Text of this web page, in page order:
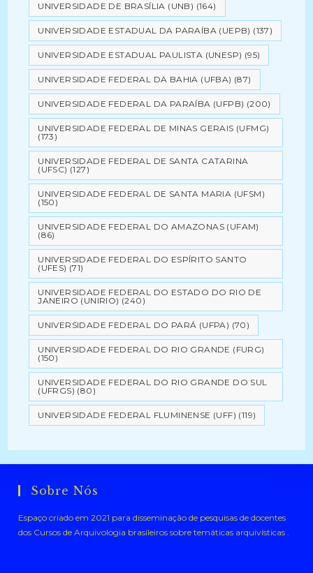
UNIVERSIDADE DE BRASÍLIA (UNB) (164)
UNIVERSIDADE ESTADUAL DA PARAÍBA (UEPB) (137)
UNIVERSIDADE ESTADUAL PAULISTA (UNESP) (95)
UNIVERSIDADE FEDERAL DA BAHIA (UFBA) (87)
UNIVERSIDADE FEDERAL DA PARAÍBA (UFPB) (200)
UNIVERSIDADE FEDERAL DE MINAS GERAIS (UFMG)
(173)
UNIVERSIDADE FEDERAL DE SANTA CATARINA
(UFSC) (127)
UNIVERSIDADE FEDERAL DE SANTA MARIA (UFSM)
(150)
UNIVERSIDADE FEDERAL DO AMAZONAS (UFAM)
(86)
UNIVERSIDADE FEDERAL DO ESPÍRITO SANTO
(UFES) (71)
UNIVERSIDADE FEDERAL DO ESTADO DO RIO DE
JANEIRO (UNIRIO) (240)
UNIVERSIDADE FEDERAL DO PARÁ (UFPA) (70)
UNIVERSIDADE FEDERAL DO RIO GRANDE (FURG)
(150)
UNIVERSIDADE FEDERAL DO RIO GRANDE DO SUL
(UFRGS) (80)
UNIVERSIDADE FEDERAL FLUMINENSE (UFF) (119)
Sobre Nós
Espaço criado em 2021 para disseminação de pesquisas de docentes
dos Cursos de Arquivologia brasileiros sobre temáticas arquivísticas .